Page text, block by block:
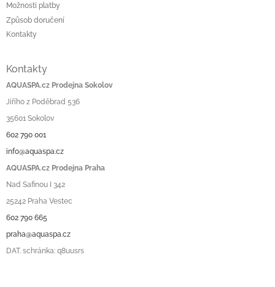
Možnosti platby
Způsob doručení
Kontakty
Kontakty
AQUASPA.cz Prodejna Sokolov
Jiřího z Poděbrad 536
35601 Sokolov
602 790 001
info@aquaspa.cz
AQUASPA.cz Prodejna Praha
Nad Safinou I 342
25242 Praha Vestec
602 790 665
praha@aquaspa.cz
DAT. schránka: q8uusrs